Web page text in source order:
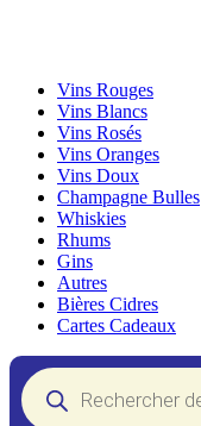
Vins Rouges
Vins Blancs
Vins Rosés
Vins Oranges
Vins Doux
Champagne Bulles
Whiskies
Rhums
Gins
Autres
Bières Cidres
Cartes Cadeaux
Recherche
de
produits